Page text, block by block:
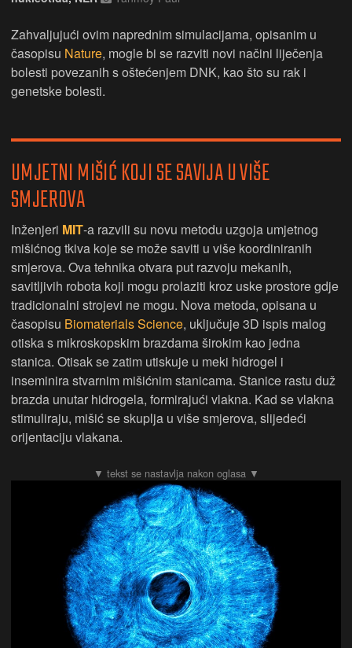
Zahvaljujući ovim naprednim simulacijama, opisanim u
časopisu Nature, mogle bi se razviti novi načini liječenja
bolesti povezanih s oštećenjem DNK, kao što su rak i
genetske bolesti.
UMJETNI MIŠIĆ KOJI SE SAVIJA U VIŠE
SMJEROVA
Inženjeri MIT-a razvili su novu metodu uzgoja umjetnog
mišićnog tkiva koje se može saviti u više koordiniranih
smjerova. Ova tehnika otvara put razvoju mekanih,
savitljivih robota koji mogu prolaziti kroz uske prostore gdje
tradicionalni strojevi ne mogu. Nova metoda, opisana u
časopisu Biomaterials Science, uključuje 3D ispis malog
otiska s mikroskopskim brazdama širokim kao jedna
stanica. Otisak se zatim utiskuje u meki hidrogel i
inseminira stvarnim mišićnim stanicama. Stanice rastu duž
brazda unutar hidrogela, formirajući vlakna. Kad se vlakna
stimuliraju, mišić se skuplja u više smjerova, slijedeći
orijentaciju vlakana.